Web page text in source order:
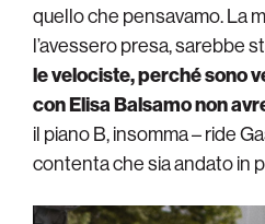
quello che pensavamo. La
l’avessero presa, sarebbe
le velociste, perché sono
con Elisa Balsamo non
il piano B, insomma – ride
contenta che sia andato in